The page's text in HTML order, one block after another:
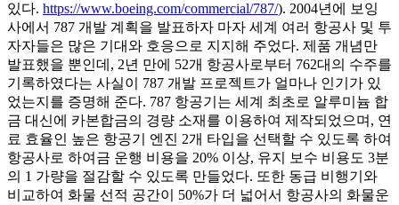
있다. https://www.boeing.com/commercial/787/). 2004년에 보잉
사에서 787 개발 계획을 발표하자 마자 세계 여러 항공사 및 투
자자들은 많은 기대와 호응으로 지지해 주었다. 제품 개념만
발표했을 뿐인데, 2년 만에 52개 항공사로부터 762대의 수주를
기록하였다는 사실이 787 개발 프로젝트가 얼마나 인기가 있
었는지를 증명해 준다. 787 항공기는 세계 최초로 알루미늄 합
금 대신에 카본합금의 경량 소재를 이용하여 제작되었으며, 연
료 효율인 높은 항공기 엔진 2개 타입을 선택할 수 있도록 하여
항공사로 하여금 운행 비용을 20% 이상, 유지 보수 비용도 3분
의 1 가량을 절감할 수 있도록 만들었다. 또한 동급 비행기와
비교하여 화물 선적 공간이 50%가 더 넓어서 항공사의 화물운